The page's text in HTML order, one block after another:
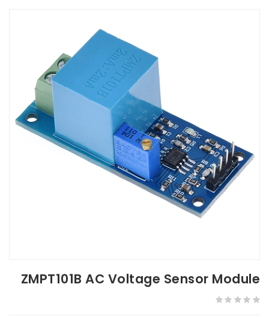
ZMPT101B AC Voltage Sensor Module